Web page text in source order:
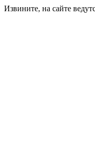
Извините, на сайте